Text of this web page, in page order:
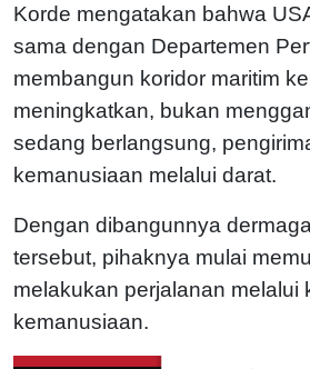
Korde mengatakan bahwa
sama dengan Departemen
membangun koridor maritim
meningkatkan, bukan
sedang berlangsung,
kemanusiaan melalui darat.
Dengan dibangunnya
tersebut, pihaknya mulai
melakukan perjalanan melalui
kemanusiaan.